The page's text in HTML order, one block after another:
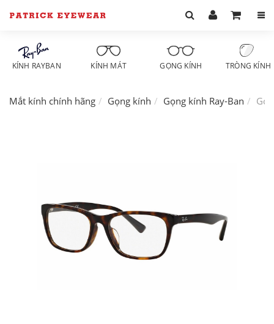
KÍNH RAYBAN KÍNH MÁT GỌNG KÍNH TRÒNG KÍNH
Mắt kính chính hãng Gọng kính Gọng kính Ray-Ban